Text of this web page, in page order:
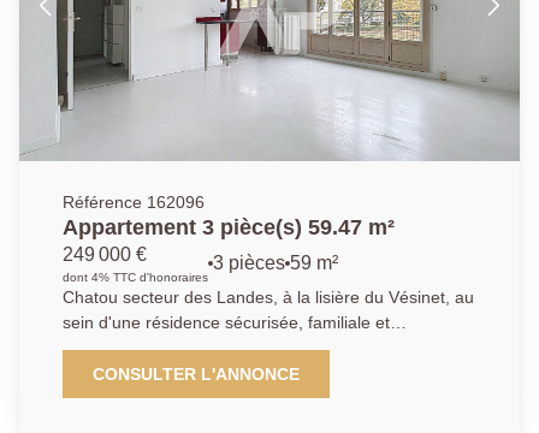
Référence 162096
Appartement 3 pièce(s) 59.47 m²
249 000 €
dont 4% TTC d'honoraires
3 pièces 59 m²
Chatou secteur des Landes, à la lisière du Vésinet, au
sein d'une résidence sécurisée, familiale et
verdoyante, à proximité immédiate des écoles, des
transports (bus) et des parcs et à 17 mn à pied du RE
A, découvrez cet appartement traversant et lumineux.
CONSULTER L'ANNONCE